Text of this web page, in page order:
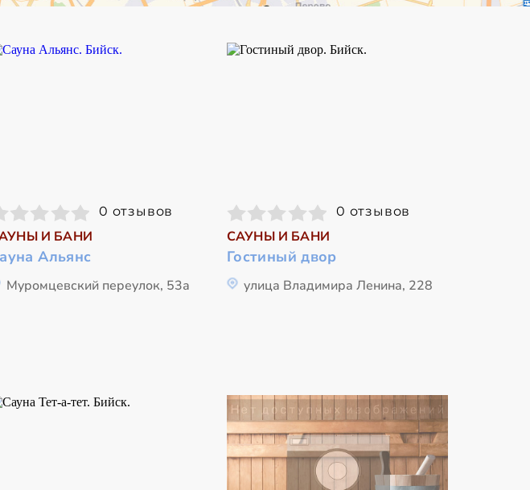
0 отзывов
И БАНИ
Альянс
Муромцевский переулок, 53а
0 отзывов
САУНЫ И БАНИ
Гостиный двор
улица Владимира Ленина, 228